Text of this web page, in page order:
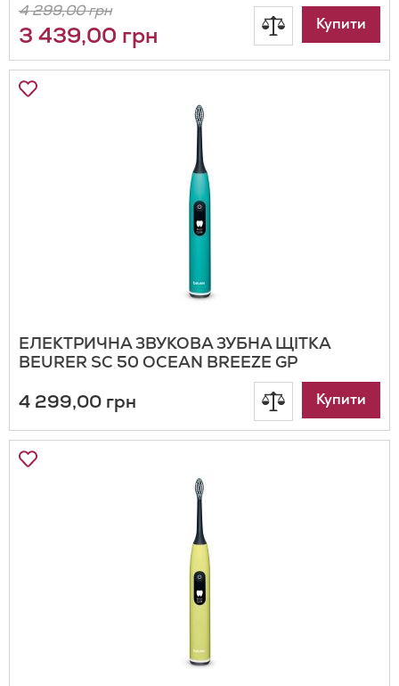
3 439,00 грн
4 299,00 грн
Додати
до
Купити
ЕЛЕКТРИЧНА ЗВУКОВА ЗУБНА ЩІТКА
BEURER SC 50 OCEAN BREEZE GP
4 299,00 грн
Додати
Додати
до
Купити
Додати